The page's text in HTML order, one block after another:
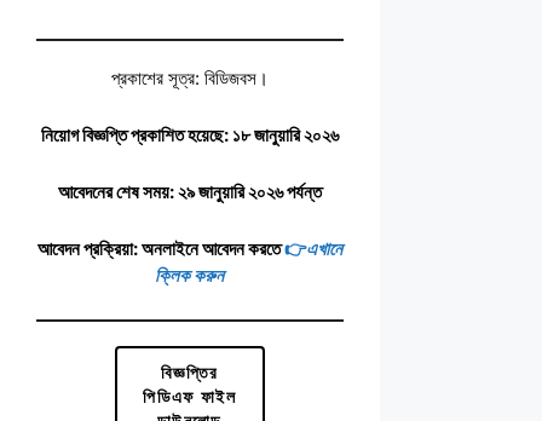
প্রকাশের সূত্র: বিডিজবস।
নিয়োগ বিজ্ঞপ্তি প্রকাশিত হয়েছে: ১৮ জানুয়ারি ২০২৬
আবেদনের শেষ সময়:২৯ জানুয়ারি২০২৬ পর্যন্ত
আবেদন প্রক্রিয়া: অনলাইনে আবেদন করতে👉এখানে
ক্লিক করুন
বিজ্ঞপ্তির
পিডিএফ ফাইল